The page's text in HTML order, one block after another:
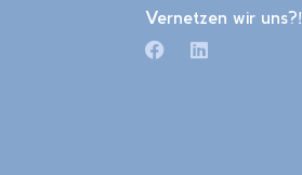
Vernetzen wir uns?!